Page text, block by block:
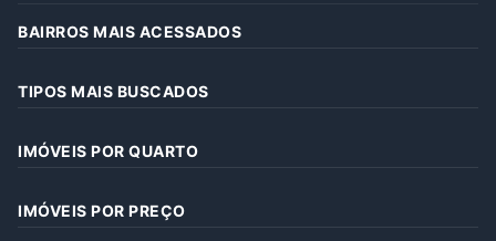
BAIRROS MAIS ACESSADOS
TIPOS MAIS BUSCADOS
IMÓVEIS POR QUARTO
IMÓVEIS POR PREÇO